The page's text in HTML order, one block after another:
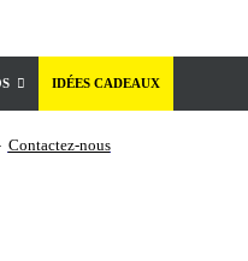
IDÉES CADEAUX
Contactez-nous